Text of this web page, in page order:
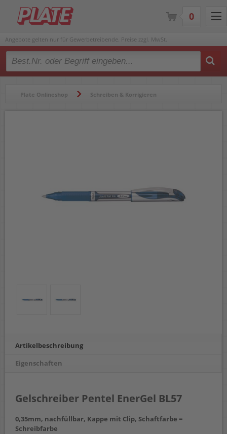
Angebote gelten nur für Gewerbetreibende. Preise zzgl. MwSt.
Type 2 or more characters for results.
Plate Onlineshop Schreiben & Korrigieren
Artikelbeschreibung
Eigenschaften
Gelschreiber Pentel EnerGel BL57
0,35mm, nachfüllbar, Kappe mit Clip, Schaftfarbe =
Schreibfarbe
0